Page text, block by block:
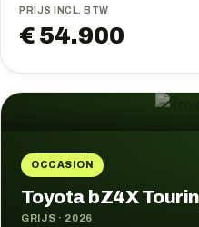
PRIJS INCL. BTW
€ 54.900
OCCASION
Toyota bZ4X
GRIJS · 2026